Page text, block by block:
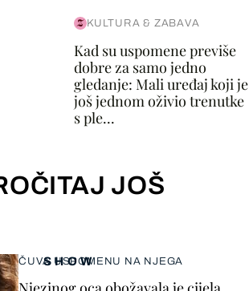
KULTURA & ZABAVA
Kad su uspomene previše
dobre za samo jedno
gledanje: Mali uređaj koji je
još jednom oživio trenutke
s ple...
JOŠ
SHOW
ČUVA USPOMENU NA NJEGA